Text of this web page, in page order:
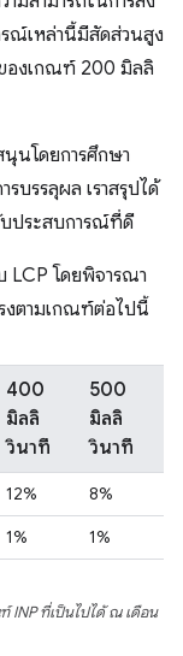
ณ์เหล่านี้มีสัดส่วนสูง
ของเกณฑ์ 200 มิลลิ
นโดยการศึกษา
บรรลุผล เราสรุปได้
ประสบการณ์ที่ดี
LCP โดยพิจารณา
ตามเกณฑ์ต่อไปนี้
400
มิลลิ
วินาที
500
มิลลิ
วินาที
12%
8%
1% 1%
INP ที่เป็นไปได้ ณ เดือน